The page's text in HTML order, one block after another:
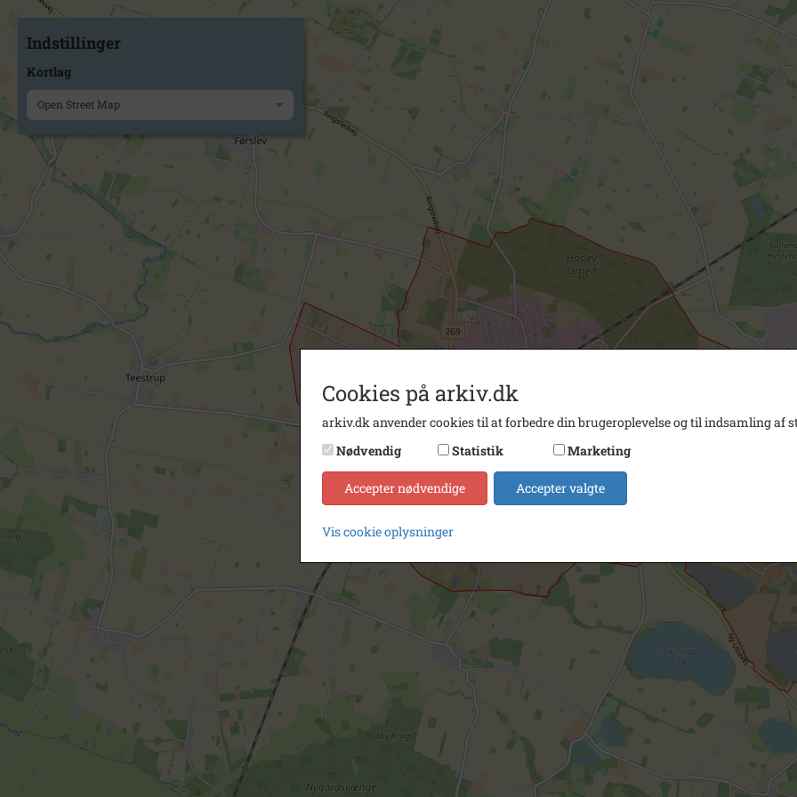
Indstillinger
Kortlag
Open Street Map
Cookies på arkiv.dk
arkiv.dk anvender cookies til at forbedre din brugeroplevelse og til indsamling af
Nødvendig
Statistik Marketing
Accepter nødvendige Accepter valgte
Vis cookie oplysninger